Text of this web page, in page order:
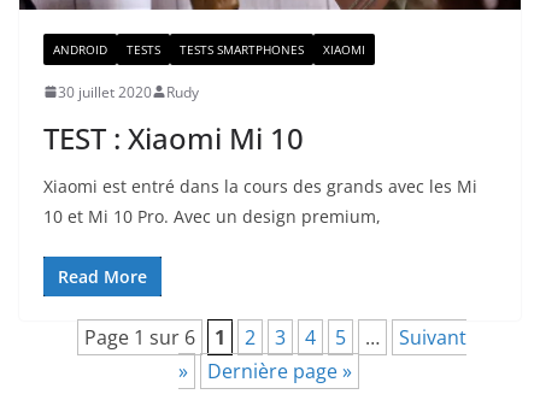
ANDROID TESTS TESTS SMARTPHONES XIAOMI
30 juillet 2020 Rudy
TEST : Xiaomi Mi 10
Xiaomi est entré dans la cours des grands avec les Mi
10 et Mi 10 Pro. Avec un design premium,
Read More
Page 1 sur 6 1 2 3 4 5 …
Suivant
»
Dernière page »